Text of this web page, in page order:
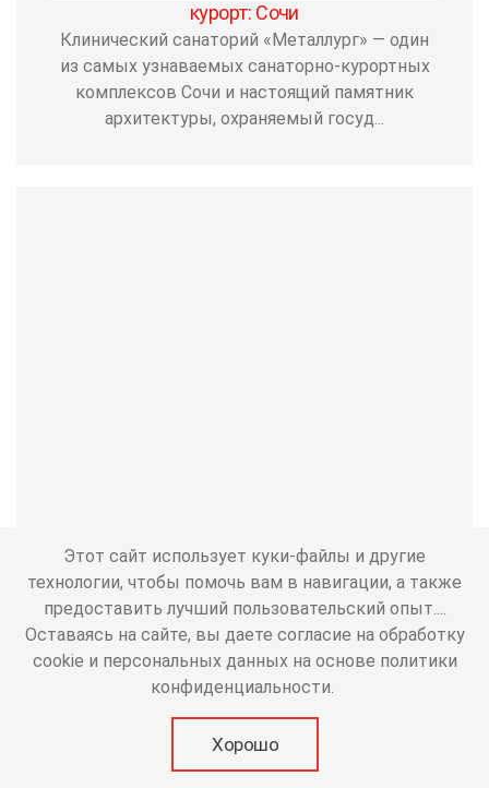
курорт: Сочи
Клинический санаторий «Металлург» — один
из самых узнаваемых санаторно-курортных
комплексов Сочи и настоящий памятник
архитектуры, охраняемый госуд...
"Октябрьский" 4* санаторий
курорт: Сочи
В сердце субтропического Сочи, в
центральном районе Мамайка, среди пальм,
вечнозелёных деревьев и кустарников
Этот сайт использует куки-файлы и другие
технологии, чтобы помочь вам в навигации, а также
предоставить лучший пользовательский опыт....
Оставаясь на сайте, вы даете согласие на обработку
cookie и персональных данных на основе политики
конфиденциальности.
Хорошо